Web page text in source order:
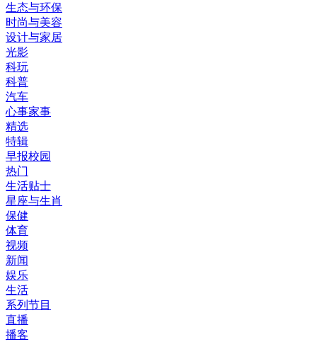
生态与环保
时尚与美容
设计与家居
光影
科玩
科普
汽车
心事家事
精选
特辑
早报校园
热门
生活贴士
星座与生肖
保健
体育
视频
新闻
娱乐
生活
系列节目
直播
播客